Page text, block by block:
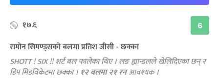
१७.६ 6
रामोन सिमण्ड्सको बलमा प्रतिश जीसी - छक्का
SHOTT ! SIX !! शर्ट बल फालेका थिए । लङ ह्यान्डलले खेलिदिएका छन् र
डिप मिडविकेटमा छक्का ।१२ बलमा २१ रनआवश्यक ।